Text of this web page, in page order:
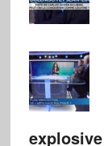
explosive